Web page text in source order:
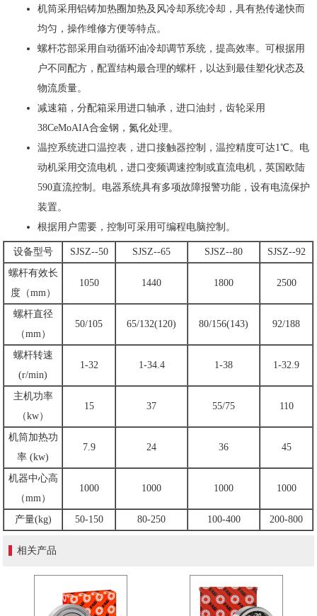
机筒采用铝铸加热圈加热及风冷却系统冷却，具有热传递快而
均匀，操作维修方便等特点。
螺杆芯部采用自动循环油冷却调节系统，提高效率。可根据用
户不同配方，配置结构最合理的螺杆，以达到最佳塑化状态及
物流质量。
减速箱，分配箱采用进口轴承，进口油封，齿轮采用
38CeMoAIA合金钢，氮化处理。
温控系统进口温控表，进口接触器控制，温控精度可达1℃。电
动机采用交流电机，进口变频调速控制或直流电机，英国欧陆
590直流控制。电器系统具有多项故障报警功能，设有电流保护
装置。
根据用户需要，控制可采用可编程电脑控制。
设备型号 SJSZ--50 SJSZ--65 SJSZ--80
SJSZ--92
螺杆有效长
度（mm）
1050 1440 1800 2500
螺杆直径
（mm）
50/105 65/132(120) 80/156(143) 92/188
螺杆转速
(r/min)
1-32 1-34.4 1-38 1-32.9
主机功率
（kw）
15 37 55/75 110
机筒加热功
率 (kw)
7.9 24 36 45
机器中心高
（mm）
1000 1000 1000 1000
产量(kg) 50-150 80-250 100-400 200-800
相关产品